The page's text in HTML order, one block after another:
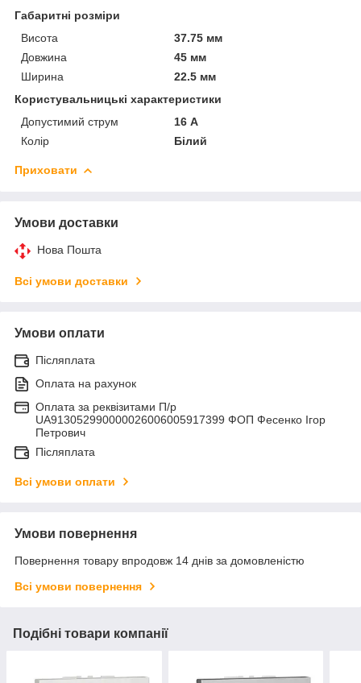
Габаритні розміри
Висота
37.75 мм
Довжина
45 мм
Ширина
22.5 мм
Користувальницькі характеристики
Допустимий струм
16 А
Колір
Білий
Приховати
Умови доставки
Нова Пошта
Всі умови доставки
Умови оплати
Післяплата
Оплата на рахунок
Оплата за реквізитами П/р
UA913052990000026006005917399 ФОП Фесенко Ігор
Петрович
Післяплата
Всі умови оплати
Умови повернення
Повернення товару впродовж 14 днів за домовленістю
Всі умови повернення
Подібні товари компанії